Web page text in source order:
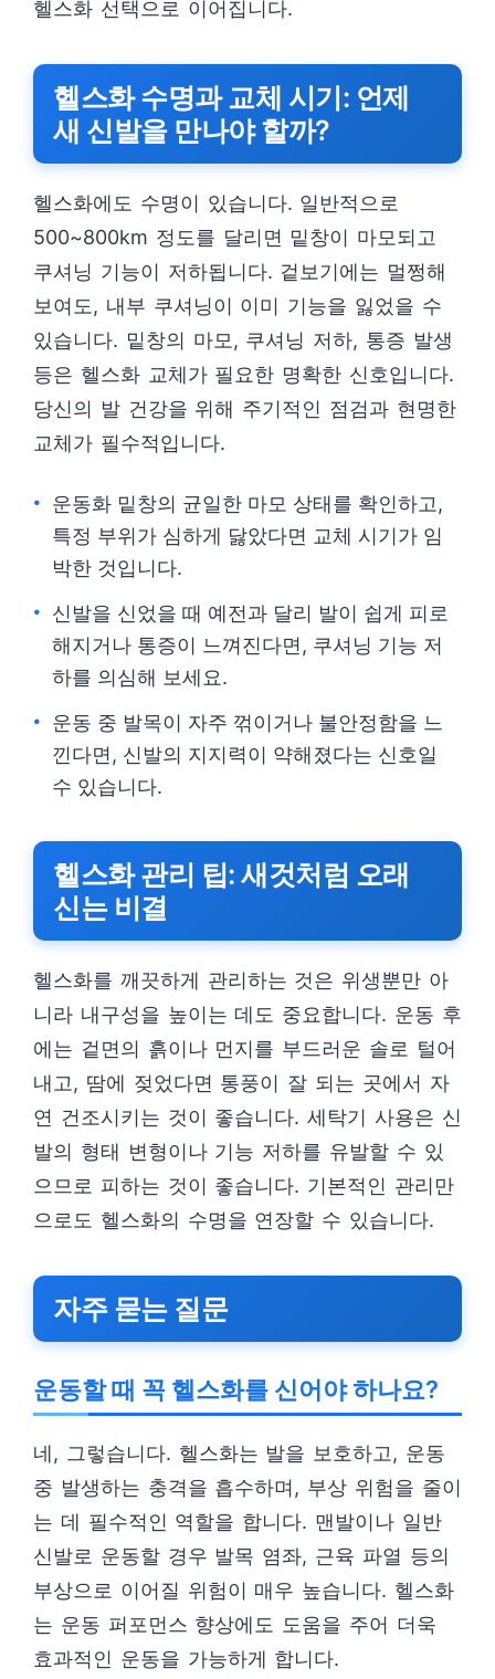
헬스화 선택으로 이어집니다.
헬스화 수명과 교체 시기: 언제
새 신발을 만나야 할까?
헬스화에도 수명이 있습니다. 일반적으로
500~800km 정도를 달리면 밑창이 마모되고
쿠셔닝 기능이 저하됩니다. 겉보기에는 멀쩡해
보여도, 내부 쿠셔닝이 이미 기능을 잃었을 수
있습니다. 밑창의 마모, 쿠셔닝 저하, 통증 발생
등은 헬스화 교체가 필요한 명확한 신호입니다.
당신의 발 건강을 위해 주기적인 점검과 현명한
교체가 필수적입니다.
운동화 밑창의 균일한 마모 상태를 확인하고,
특정 부위가 심하게 닳았다면 교체 시기가 임
박한 것입니다.
신발을 신었을 때 예전과 달리 발이 쉽게 피로
해지거나 통증이 느껴진다면, 쿠셔닝 기능 저
하를 의심해 보세요.
운동 중 발목이 자주 꺾이거나 불안정함을 느
낀다면, 신발의 지지력이 약해졌다는 신호일
수 있습니다.
헬스화 관리 팁: 새것처럼 오래
신는 비결
헬스화를 깨끗하게 관리하는 것은 위생뿐만 아
니라 내구성을 높이는 데도 중요합니다. 운동 후
에는 겉면의 흙이나 먼지를 부드러운 솔로 털어
내고, 땀에 젖었다면 통풍이 잘 되는 곳에서 자
연 건조시키는 것이 좋습니다. 세탁기 사용은 신
발의 형태 변형이나 기능 저하를 유발할 수 있
으므로 피하는 것이 좋습니다. 기본적인 관리만
으로도 헬스화의 수명을 연장할 수 있습니다.
자주 묻는 질문
운동할 때 꼭 헬스화를 신어야 하나요?
네, 그렇습니다. 헬스화는 발을 보호하고, 운동
중 발생하는 충격을 흡수하며, 부상 위험을 줄이
는 데 필수적인 역할을 합니다. 맨발이나 일반
신발로 운동할 경우 발목 염좌, 근육 파열 등의
부상으로 이어질 위험이 매우 높습니다. 헬스화
는 운동 퍼포먼스 향상에도 도움을 주어 더욱
효과적인 운동을 가능하게 합니다.